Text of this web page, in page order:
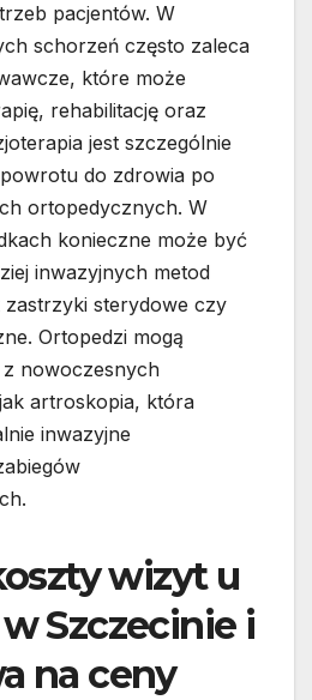
pacjentów. W
schorzeń często zaleca
które może
rehabilitację oraz
jest szczególnie
do zdrowia po
ortopedycznych. W
konieczne może być
inwazyjnych metod
zastrzyki sterydowe czy
Ortopedzi mogą
nowoczesnych
artroskopia, która
inwazyjne
wizyt u
Szczecinie i
na ceny